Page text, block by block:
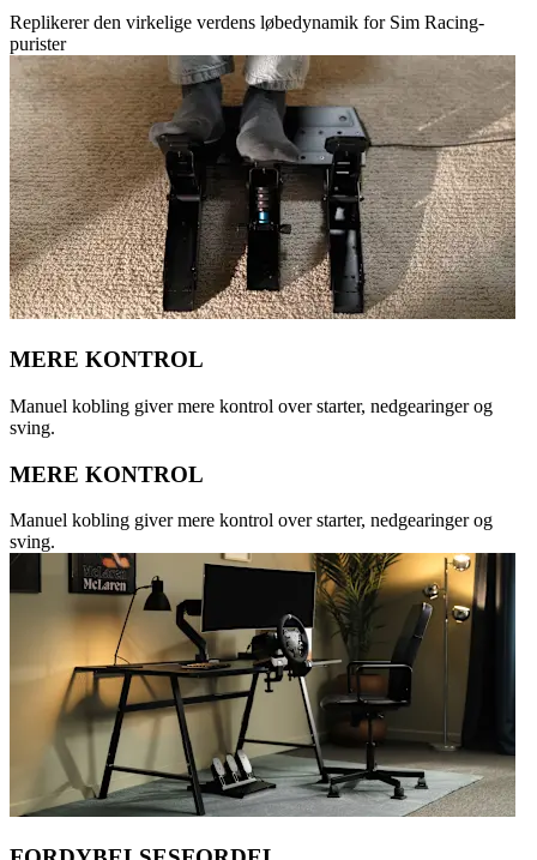
Replikerer den virkelige verdens løbedynamik for Sim Racing-
purister
MERE KONTROL
Manuel kobling giver mere kontrol over starter, nedgearinger og
sving.
MERE KONTROL
Manuel kobling giver mere kontrol over starter, nedgearinger og
sving.